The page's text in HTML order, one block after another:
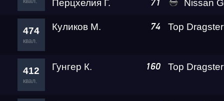
Перцхелия Г.
71 Nissan GTR (R35)
474
квал.
Куликов М. 74 Top
412
квал.
Гунгер К. 160